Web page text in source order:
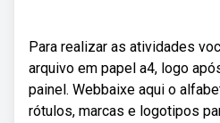
Para realizar as atividades
arquivo em papel a4, logo
painel. Webbaixe aqui o
rótulos, marcas e logotipos